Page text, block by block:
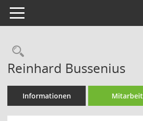
Toggle navigation
Rechercheauswahl
Reinhard Bussenius
Informationen Mitarbeit